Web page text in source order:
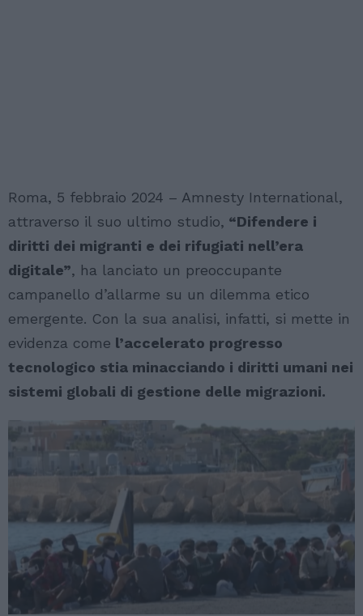
Roma, 5 febbraio 2024 – Amnesty International,
attraverso il suo ultimo studio, “Difendere i
diritti dei migranti e dei rifugiati nell’era
digitale”, ha lanciato un preoccupante
campanello d’allarme su un dilemma etico
emergente. Con la sua analisi, infatti, si mette in
evidenza come l’accelerato progresso
tecnologico stia minacciando i diritti umani nei
sistemi globali di gestione delle migrazioni.